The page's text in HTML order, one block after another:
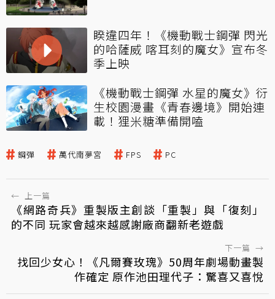
睽違四年！《機動戰士鋼彈 閃光
的哈薩威 喀耳刻的魔女》宣布冬
季上映
《機動戰士鋼彈 水星的魔女》衍
生校園漫畫《青春邊境》開始連
載！狸米糖準備開嗑
鋼彈 萬代南夢宮 FPS PC
← 上一篇
《網路奇兵》重製版主創談「重製」與「復刻」
的不同 玩家會越來越感謝廠商翻新老遊戲
下一篇 →
找回少女心！《凡爾賽玫瑰》50周年劇場動畫製
作確定 原作池田理代子：驚喜又喜悅